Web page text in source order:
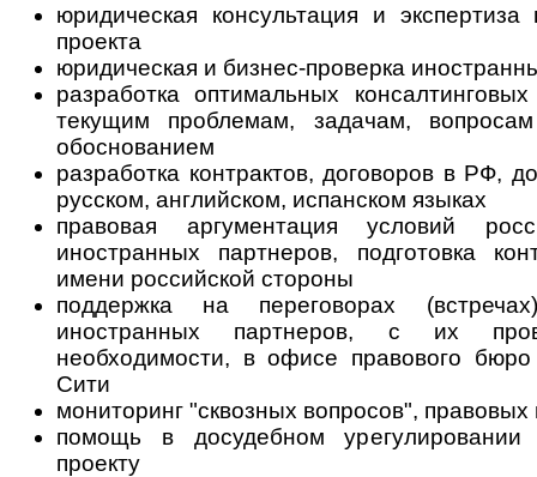
юридическая консультация и
проекта
юридическая и бизнес-проверка
разработка оптимальных
текущим проблемам, задачам,
обоснованием
разработка контрактов, договоров в РФ,
русском, английском, испанском языках
правовая аргументация условий
иностранных партнеров, подготовка
имени российской стороны
поддержка на переговорах
иностранных партнеров, с их
необходимости, в офисе правового
Сити
мониторинг "сквозных вопросов", правовых
помощь в досудебном урегулировании
проекту